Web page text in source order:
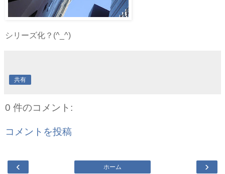
シリーズ化？(^_^)
共有
0 件のコメント:
コメントを投稿
‹ ›
ホーム